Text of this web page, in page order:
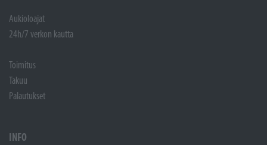
Aukioloajat
24h/7 verkon kautta
Toimitus
Takuu
Palautukset
INFO